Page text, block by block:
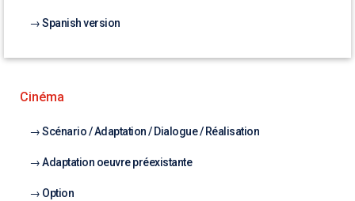
Spanish version
Cinéma
Scénario / Adaptation / Dialogue / Réalisation
Adaptation oeuvre préexistante
Option